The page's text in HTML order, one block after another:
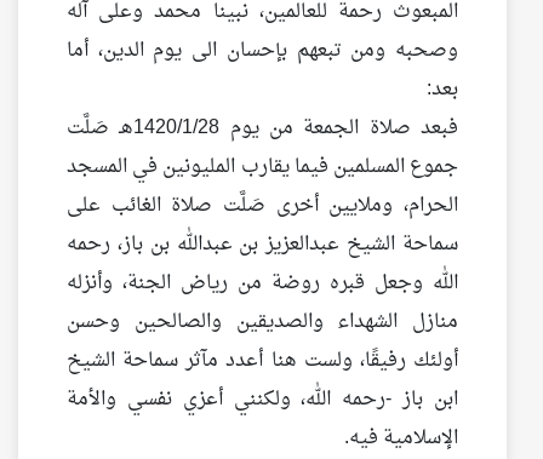
المبعوث رحمة للعالمين، نبينا محمد وعلى آله
وصحبه ومن تبعهم بإحسان الى يوم الدين، أما
بعد:
فبعد صلاة الجمعة من يوم 1420/1/28هـ صَلَّت
جموع المسلمين فيما يقارب المليونين في المسجد
الحرام، وملايين أخرى صَلَّت صلاة الغائب على
سماحة الشيخ عبدالعزيز بن عبدالله بن باز، رحمه
الله وجعل قبره روضة من رياض الجنة، وأنزله
منازل الشهداء والصديقين والصالحين وحسن
أولئك رفيقًا، ولست هنا أعدد مآثر سماحة الشيخ
ابن باز -رحمه الله، ولكنني أعزي نفسي والأمة
الإسلامية فيه.